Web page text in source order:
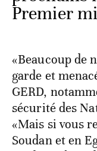
Premier
«Beaucoup de
garde et
GERD,
sécurité des
«Mais si vous
Soudan et en